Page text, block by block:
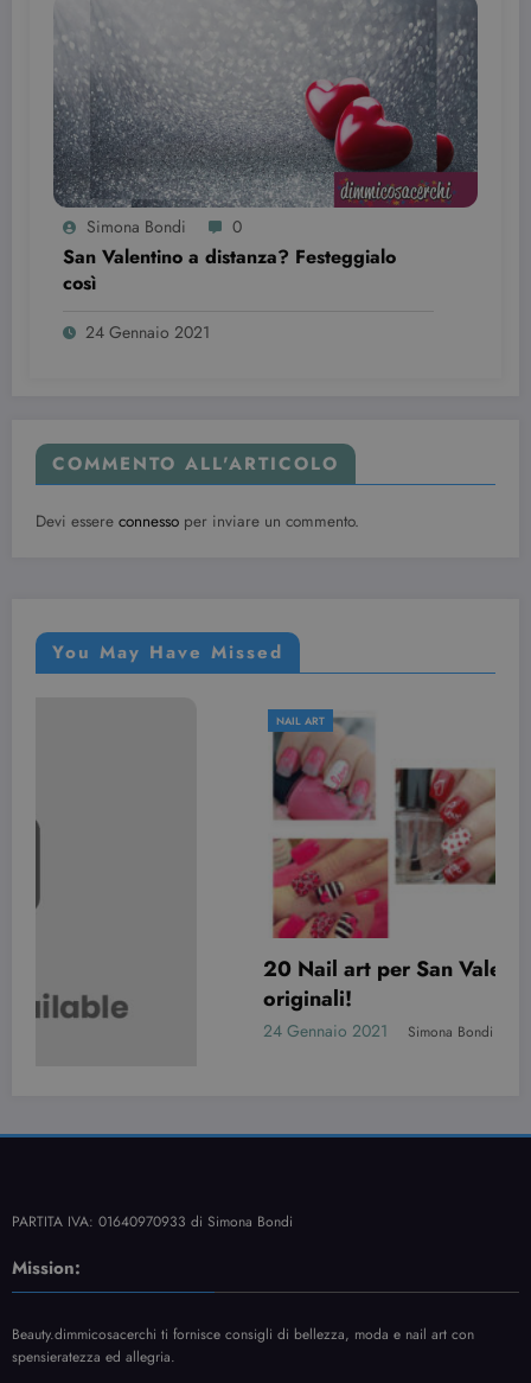
Simona Bondi 0
San Valentino a distanza? Festeggialo
così
24 Gennaio 2021
COMMENTO ALL'ARTICOLO
Devi essere connesso per inviare un commento.
You May Have Missed
20 Nail art per San Valentino davvero
originali!
Simona Bondi
PARTITA IVA: 01640970933 di Simona Bondi
Mission:
Beauty.dimmicosacerchi ti fornisce consigli di bellezza, moda e nail art con
spensieratezza ed allegria.
impostato da
YouTube per
tenere traccia
delle
dei video
incorporati.